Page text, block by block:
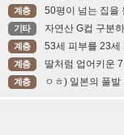
계층 50평이 넘는 집을
기타 자연산 G컵 구분
계층 53세 피부를 23세
계층 딸처럼 업어키운
계층 ㅇㅎ) 일본의 풀발